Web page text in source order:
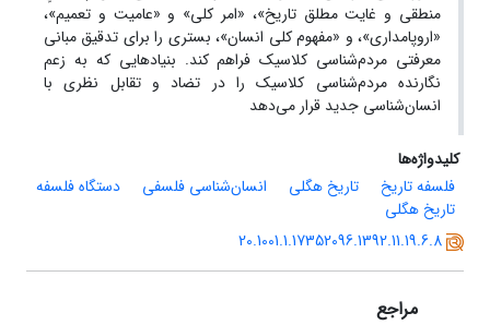
منطقی و غایت مطلق تاریخ»، «امر کلی» و «عامیت و تعمیم»،
«اروپامداری»، و «مفهوم کلی انسان»، بستری را برای تدقیق مبانی
معرفتی مردم‌شناسی کلاسیک فراهم کند. بنیادهایی که به زعم
نگارنده مردم‌شناسی کلاسیک را در تضاد و تقابل نظری با
انسان‌شناسی جدید قرار می‌دهد
کلیدواژه‌ها
فلسفه تاریخ
تاریخ هگلی انسان‌شناسی فلسفی
دستگاه فلسفه
تاریخ هگلی
20.1001.1.17352096.1392.11.19.6.8
مراجع